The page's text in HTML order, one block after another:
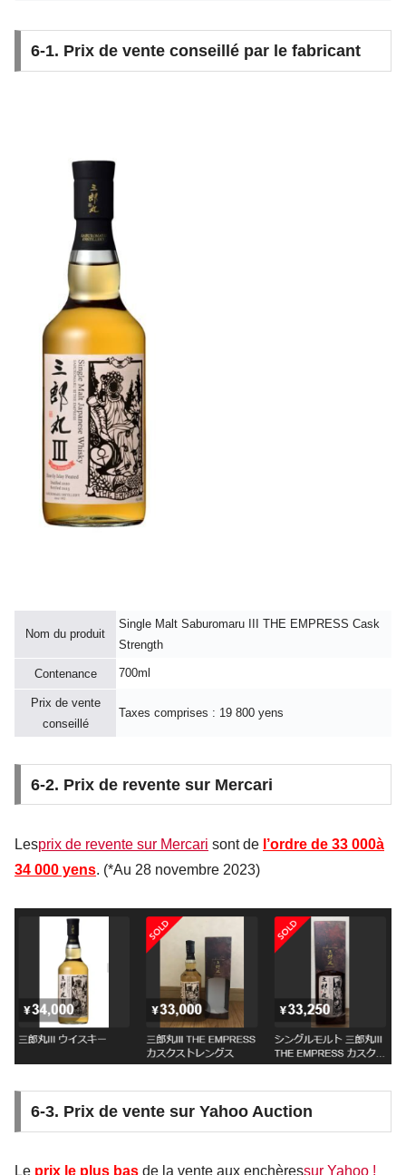
6-1. Prix de vente conseillé par le fabricant
Nom du produit
Single Malt Saburomaru III THE EMPRESS Cask
Strength
Contenance 700ml
Prix de vente
conseillé
Taxes comprises : 19 800 yens
6-2. Prix de revente sur Mercari
Lesprix de revente sur Mercari sont de l’ordre de 33 000à
34 000 yens. (*Au 28 novembre 2023)
6-3. Prix de vente sur Yahoo Auction
Le prix le plus bas de la vente aux enchèressur Yahoo !